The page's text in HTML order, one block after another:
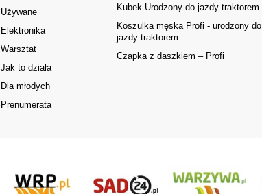
Używane
Elektronika
Warsztat
Jak to działa
Dla młodych
Prenumerata
Kubek Urodzony do jazdy traktorem
Koszulka męska Profi - urodzony do
jazdy traktorem
Czapka z daszkiem – Profi